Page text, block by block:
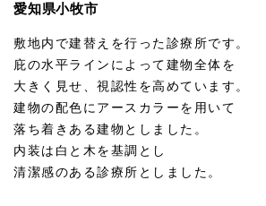
愛知県小牧市
敷地内で建替えを行った診療所です。
庇の水平ラインによって建物全体を
大きく見せ、視認性を高めています。
建物の配色にアースカラーを用いて
落ち着きある建物としました。
内装は白と木を基調とし
清潔感のある診療所としました。